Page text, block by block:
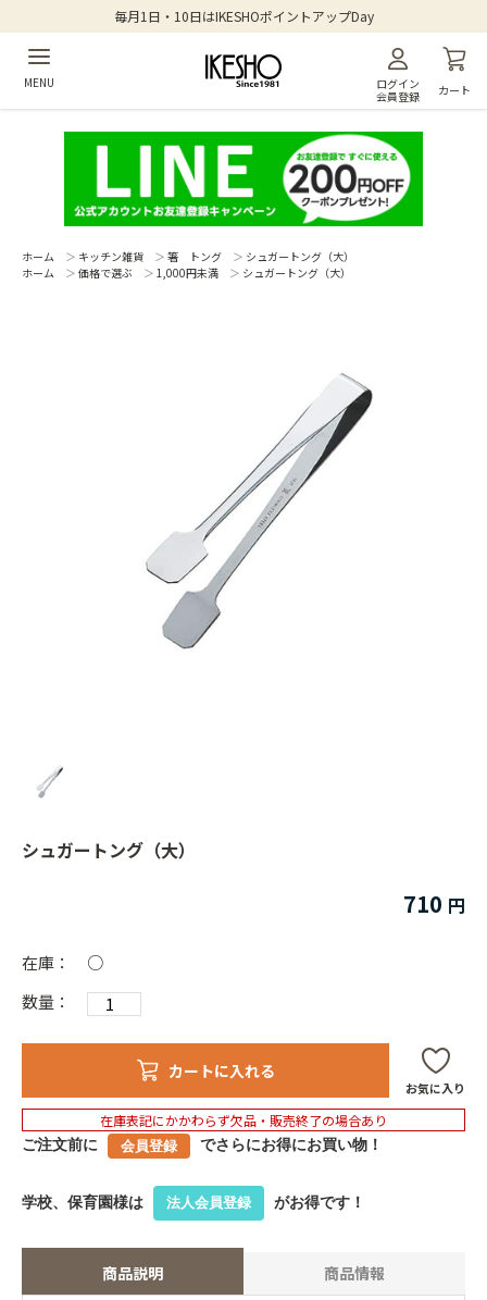
毎月1日・10日はIKESHOポイントアップDay
MENU
ログイン
会員登録
カート
ホーム ＞ キッチン雑貨 ＞ 箸 トング ＞ シュガートング（大）
ホーム
＞ 価格で選ぶ ＞ 1,000円未満 ＞ シュガートング（大）
シュガートング（大）
710
在庫：
○
数量：
カートに入れる
お気に入り
在庫表記にかかわらず欠品・販売終了の場合あり
ご注文前に 会員登録 でさらにお得にお買い物！
学校、保育園様は 法人会員登録 がお得です！
商品説明 商品情報